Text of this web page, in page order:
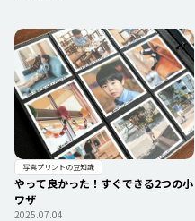
写真プリントの豆知識
やって良かった！すぐできる2つの小
ワザ
2025.07.04